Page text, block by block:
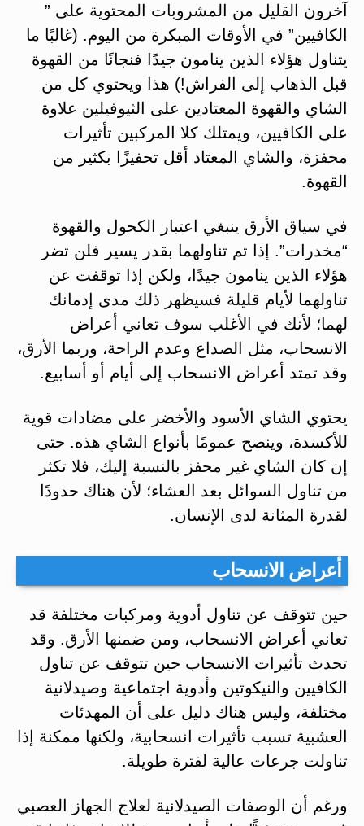
آخرون القليل من المشروبات المحتوية على ”
الكافيين” في الأوقات المبكرة من اليوم. (غالبًا ما
يتناول هؤلاء الذين ينامون جيدًا فنجانًا من القهوة
قبل الذهاب إلى الفراش!) هذا ويحتوي كل من
الشاي والقهوة المعتادين على الثيوفيلين علاوة
على الكافيين، ويمتلك كلا المركبين تأثيرات
محفزة، والشاي المعتاد أقل تحفيزًا بكثير من
القهوة.
في سياق الأرق ينبغي اعتبار الكحول والقهوة
“مخدرات”. إذا تم تناولهما بقدر يسير فلن تضر
هؤلاء الذين ينامون جيدًا، ولكن إذا توقفت عن
تناولهما لأيام قليلة فسيظهر ذلك مدى إدمانك
لهما؛ لأنك في الأغلب سوف تعاني أعراض
الانسحاب، مثل الصداع وعدم الراحة، وربما الأرق،
وقد تمتد أعراض الانسحاب إلى أيام أو أسابيع.
يحتوي الشاي الأسود والأخضر على مضادات قوية
للأكسدة، وينصح عمومًا بأنواع الشاي هذه. حتى
إن كان الشاي غير محفز بالنسبة إليك، فلا تكثر
من تناول السوائل بعد العشاء؛ لأن هناك حدودًا
لقدرة المثانة لدى الإنسان.
أعراض الانسحاب
حين تتوقف عن تناول أدوية ومركبات مختلفة قد
تعاني أعراض الانسحاب، ومن ضمنها الأرق. وقد
تحدث تأثيرات الانسحاب حين تتوقف عن تناول
الكافيين والنيكوتين وأدوية اجتماعية وصيدلانية
مختلفة، وليس هناك دليل على أن المهدئات
العشبية تسبب تأثيرات انسحابية، ولكنها ممكنة إذا
تناولت جرعات عالية لفترة طويلة.
ورغم أن الوصفات الصيدلانية لعلاج الجهاز العصبي